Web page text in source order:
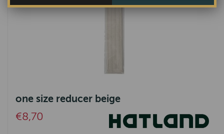
one size reducer beige
€8,70